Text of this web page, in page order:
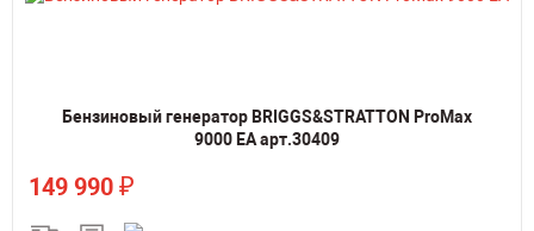
Бензиновый генератор BRIGGS&STRATTON ProMax
9000 EA арт.30409
149 990 ₽